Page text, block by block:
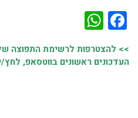
Facebook
>> להצטרפות לרשימת התפוצה
העדכונים ראשונים בווטסאפ, לחץ/